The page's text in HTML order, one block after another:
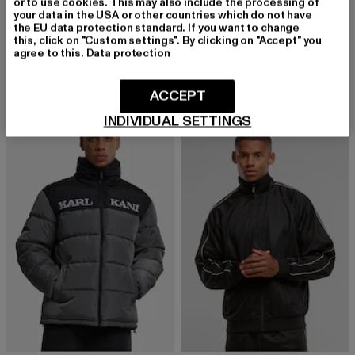
KARL KANI
Sport Patch Crop
80,39 EUR
Derzeitiger Preis: 80,39 EUR
119,99 EURAktionspreis: 119,99 EUR
KARL KANI
OG Wavy
79,29 EUR
Derzeitiger Preis: 79,29 EUR
129,99 EURAktionspreis:
-10%
your data in the USA or other countries which do not have
the EU data protection standard. If you want to change
this, click on "Custom settings". By clicking on "Accept" you
agree to this. Data protection
INDIVIDUAL SETTINGS
ACCEPT